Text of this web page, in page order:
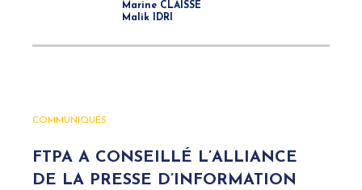
Marine CLAISSE
Malik IDRI
COMMUNIQUÉS
FTPA A CONSEILLÉ L’ALLIANCE
DE LA PRESSE D’INFORMATION